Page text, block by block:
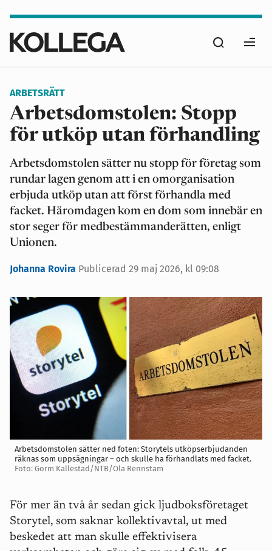
huvudinnehåll
Sök
ARBETSRÄTT
Arbetsdomstolen: Stopp
för utköp utan förhandling
Arbetsdomstolen sätter nu stopp för företag som
rundar lagen genom att i en omorganisation
erbjuda utköp utan att först förhandla med
facket. Häromdagen kom en dom som innebär en
stor seger för medbestämmanderätten, enligt
Unionen.
Johanna Rovira Publicerad 29 maj 2026, kl 09:08
Arbetsdomstolen sätter ned foten: Storytels utköpserbjudanden
räknas som uppsägningar – och skulle ha förhandlats med facket.
Foto: Gorm Kallestad/NTB/Ola Rennstam
För mer än två år sedan gick ljudboksföretaget
Storytel, som saknar kollektivavtal, ut med
beskedet att man skulle effektivisera